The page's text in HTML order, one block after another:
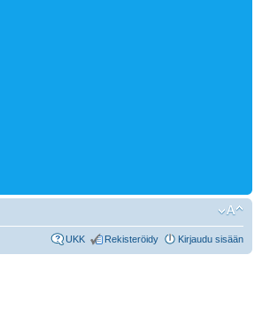
UKK Rekisteröidy Kirjaudu sisään